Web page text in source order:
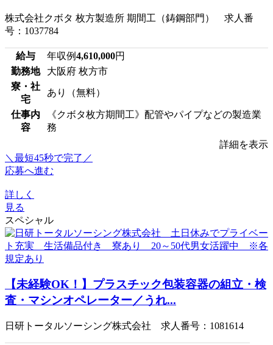
株式会社クボタ 枚方製造所 期間工（鋳鋼部門） 求人番
号：1037784
給与 年収例4,610,000円
勤務地
大阪府 枚方市
寮・社
宅
あり（無料）
仕事内
容
《クボタ枚方期間工》配管やパイプなどの製造業
務
詳細を表示
＼最短45秒で完了／
応募へ進む
詳しく
見る
スペシャル
【未経験OK！】プラスチック包装容器の組立・検
査・マシンオペレーター／うれ...
日研トータルソーシング株式会社 求人番号：1081614